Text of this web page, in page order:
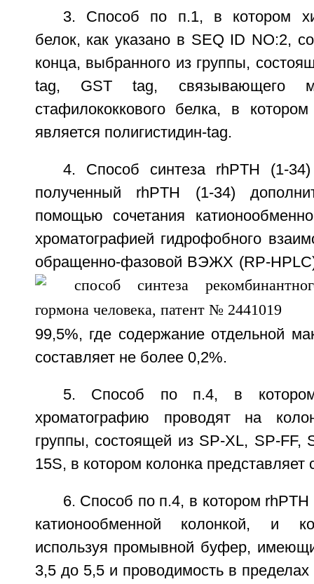
3. Способ по п.1, в котором
белок, как указано в SEQ ID NO:2,
конца, выбранного из группы,
tag, GST tag, связывающего
стафилококкового белка, в
является полигистидин-tag.
4. Способ синтеза rhPTH (1-
полученный rhPTH (1-34)
помощью сочетания
хроматографией гидрофобного
обращенно-фазовой ВЭЖХ (RP-HPLC)
99,5%, где содержание отдельной
составляет не более 0,2%.
5. Способ по п.4, в котором
хроматографию проводят на
группы, состоящей из SP-XL, SP-FF,
15S, в котором колонка представляет
6. Способ по п.4, в котором rhPTH
катионообменной колонкой, и
используя промывной буфер,
3,5 до 5,5 и проводимость в